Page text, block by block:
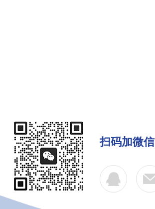
扫码加微信